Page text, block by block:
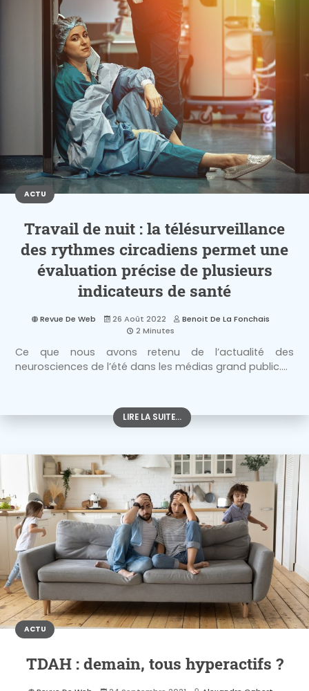
ACTU
Travail de nuit : la télésurveillance
des rythmes circadiens permet une
évaluation précise de plusieurs
indicateurs de santé
Revue De Web 26 Août 2022
Benoit De La Fonchais
2 Minutes
Ce que nous avons retenu de l’actualité des
neurosciences de l’été dans les médias grand public....
LIRE LA SUITE...
ACTU
TDAH : demain, tous hyperactifs ?